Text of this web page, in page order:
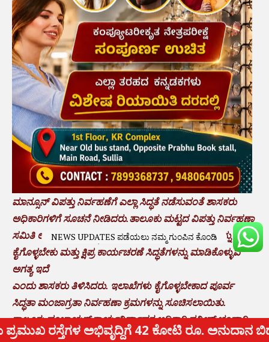
ಮಾನ್ಸೂನ್ ವಿಪತ್ತು ನಿರ್ವಹಣೆಗೆ ಎಲ್ಲಾ ಸಿದ್ಧತೆ ನಡೆಸುವಂತೆ ಶಾಸಕರು
ಅಧಿಕಾರಿಗಳಿಗೆ ಸೂಚನೆ ನೀಡಿದರು.ತಾಲೂಕು ಮಟ್ಟದ ವಿಪತ್ತು ನಿರ್ವಹಣಾ
ಸಮಿತಿ ಅಗತ್ಯ ಪೂರ್ವ ಸಿದ್ಧತೆಗಳೊಂದಿಗೆ ಮಂಜಾಗ್ರತಾ ಕ್ರಮಗಳನ್ನು
ಕೈಗೊಳ್ಳಬೇಕು ಮತ್ತು ಕ್ಷಿಪ್ರ ಕಾರ್ಯಚರಣೆ ಸಿದ್ಧತೆಗಳನ್ನು ಮಾಡಿಕೊಳ್ಳುವ
ಅಗತ್ಯ ಇದೆ
ಎಂದು ಶಾಸಕರು ತಿಳಿಸಿದರು. ಇಲಾಖೆಗಳು ಕೈಗೊಳ್ಳಬೇಕಾದ ಪೂರ್ವ
ಸಿದ್ಧತಾ ಮಂಜಾಗ್ರತಾ ನಿರ್ವಹಣಾ ಕ್ರಮಗಳನ್ನು ಸೂಚಿಸಲಾಯಿತು.
ತಾಲೂಕು ಪಂಚಾಯತ್ ಕಾರ್ಯನಿರ್ವಾಹಕ ಅಧಿಕಾರಿ ನವೀನ್ ಭಂಡಾರಿ
ವಿವಿಧ ಇಲಾಖೆಯ ಅಧಿಕಾರಿಗಳು ಸಭೆಯಲ್ಲಿ ಭಾಗವಹಿಸಿದ್ದರು.
NEWS UPDATES ಪಡೆಯಲು ನಮ್ಮ ಗುಂಪಿನ ಕೊಂಡಿ
ಬಿಡುಗಡೆ: ಸಂಸದ ಕ್ಯಾ. ಚೌಟ: ಸುಳ್ಯ ತಾಲೂಕಿನ